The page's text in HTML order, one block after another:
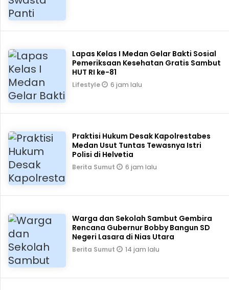
Lapas Kelas I Medan Gelar Bakti Sosial
Pemeriksaan Kesehatan Gratis Sambut
HUT RI ke-81
Lifestyle 6 jam lalu
Praktisi Hukum Desak Kapolrestabes
Medan Usut Tuntas Tewasnya Istri
Polisi di Helvetia
Berita Sumut 6 jam lalu
Warga dan Sekolah Sambut Gembira
Rencana Gubernur Bobby Bangun SD
Negeri Lasara di Nias Utara
Berita Sumut 14 jam lalu